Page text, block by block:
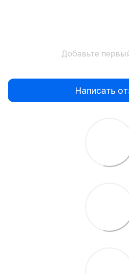
Добавьте
Написать